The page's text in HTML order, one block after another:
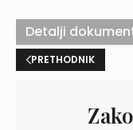
PRETHODNIK
Detalji